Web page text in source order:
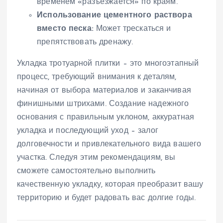
временем «разъезжается» по краям.
Использование цементного раствора
вместо песка: Может трескаться и
препятствовать дренажу.
Укладка тротуарной плитки – это многоэтапный
процесс, требующий внимания к деталям,
начиная от выбора материалов и заканчивая
финишными штрихами. Создание надежного
основания с правильным уклоном, аккуратная
укладка и последующий уход – залог
долговечности и привлекательного вида вашего
участка. Следуя этим рекомендациям, вы
сможете самостоятельно выполнить
качественную укладку, которая преобразит вашу
территорию и будет радовать вас долгие годы.